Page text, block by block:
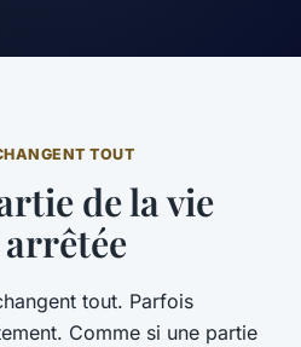
TOUT
de la vie
arrêtée
tout. Parfois
Comme si une partie